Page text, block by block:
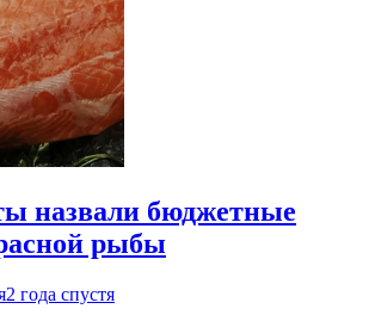
назвали бюджетные
рыбы
2 года спустя